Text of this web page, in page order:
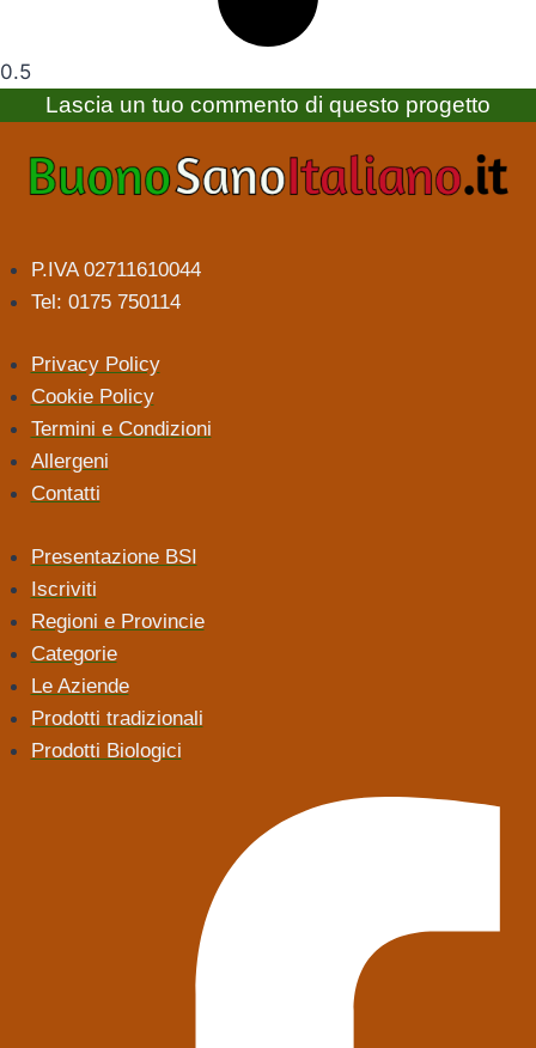
Lascia un tuo commento di questo progetto
P.IVA 02711610044
Tel: 0175 750114
Privacy Policy
Cookie Policy
Termini e Condizioni
Allergeni
Contatti
Presentazione BSI
Iscriviti
Regioni e Provincie
Categorie
Le Aziende
Prodotti tradizionali
Prodotti Biologici